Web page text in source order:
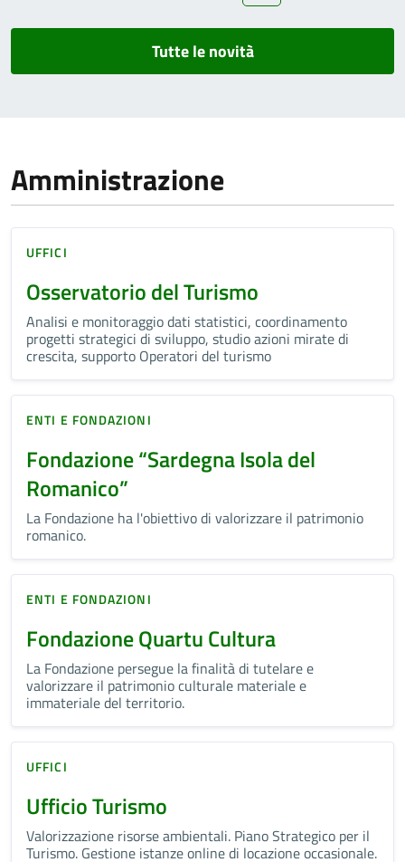
Tutte le novità
Amministrazione
UFFICI
Osservatorio del Turismo
Analisi e monitoraggio dati statistici, coordinamento
progetti strategici di sviluppo, studio azioni mirate di
crescita, supporto Operatori del turismo
ENTI E FONDAZIONI
Fondazione “Sardegna Isola del
Romanico”
La Fondazione ha l'obiettivo di valorizzare il patrimonio
romanico.
ENTI E FONDAZIONI
Fondazione Quartu Cultura
La Fondazione persegue la finalità di tutelare e
valorizzare il patrimonio culturale materiale e
immateriale del territorio.
UFFICI
Ufficio Turismo
Valorizzazione risorse ambientali. Piano Strategico per il
Turismo. Gestione istanze online di locazione occasionale.